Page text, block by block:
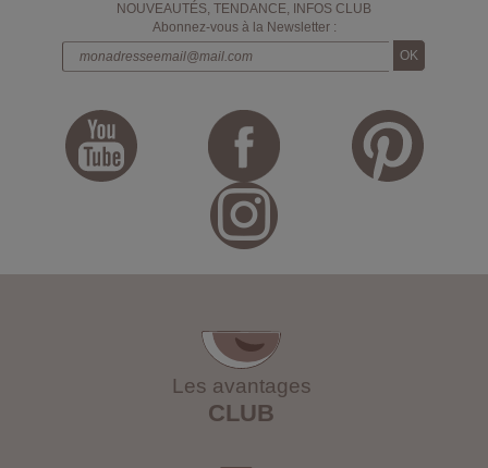
NOUVEAUTÉS, TENDANCE, INFOS CLUB
Abonnez-vous à la Newsletter :
Les avantages
CLUB